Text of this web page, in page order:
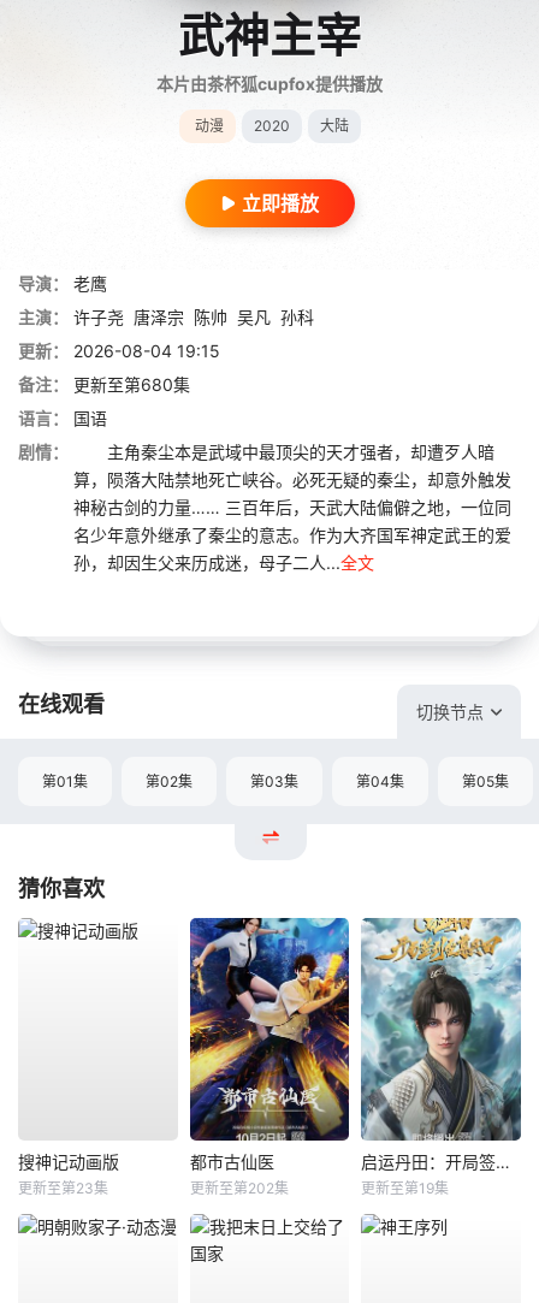
武神主宰
本片由茶杯狐cupfox提供播放
动漫 2020 大陆
立即播放
导演：
老鹰
主演：
许子尧 唐泽宗 陈帅 吴凡 孙科
更新：
2026-08-04 19:15
备注：
更新至第680集
语言：
国语
剧情：
主角秦尘本是武域中最顶尖的天才强者，却遭歹人暗
算，陨落大陆禁地死亡峡谷。必死无疑的秦尘，却意外触发
神秘古剑的力量…… 三百年后，天武大陆偏僻之地，一位同
名少年意外继承了秦尘的意志。作为大齐国军神定武王的爱
孙，却因生父来历成迷，母子二人...全文
在线观看 切换节点
第01集 第02集 第03集 第04集 第05集
猜你喜欢
搜神记动画版
更新至第23集
都市古仙医
更新至第202集
启运丹田：开局签到至尊丹田
更新至第19集